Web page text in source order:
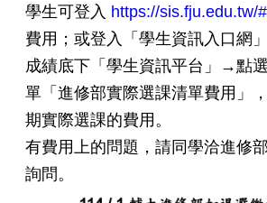
學生可登入 https://sis.fju.edu.tw/
費用；或登入「學生資訊入口網
成績底下「學生資訊平台」→點
單「進修部實際選課清單費用」
期實際選課的費用。
有費用上的問題，請同學洽進修
詢問。